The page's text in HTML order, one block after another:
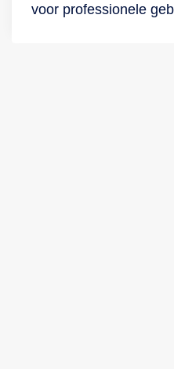
voor professionele